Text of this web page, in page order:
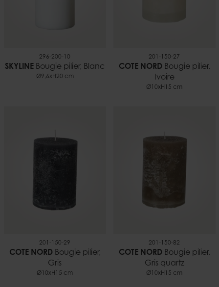
296-200-10
SKYLINE Bougie pilier, Blanc
Ø9,6xH20 cm
201-150-27
COTE NORD Bougie pilier,
Ivoire
Ø10xH15 cm
201-150-29
COTE NORD Bougie pilier,
Gris
Ø10xH15 cm
201-150-82
COTE NORD Bougie pilier,
Gris quartz
Ø10xH15 cm